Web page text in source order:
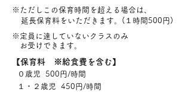
※ただしこの保育時間を超える場合は、
延長保育料をいただきます。(１時間500円)
※定員に達していないクラスのみ
お受けできます。
【保育料 ※給食費を含む】
０歳児 500円/時間
１・２歳児 450円/時間